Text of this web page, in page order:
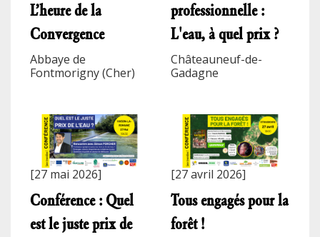
L’heure de la
Convergence
Abbaye de
Fontmorigny (Cher)
professionnelle :
L'eau, à quel prix ?
Châteauneuf-de-
Gadagne
[27 mai 2026]
Conférence : Quel
est le juste prix de
[27 avril 2026]
Tous engagés pour la
forêt !